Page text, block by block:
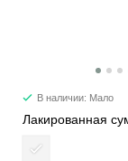
В наличии: Мало